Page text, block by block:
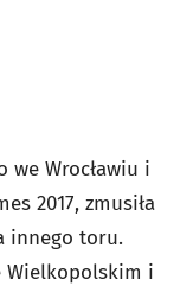
Wrocławiu i
2017, zmusiła
innego toru.
Wielkopolskim i